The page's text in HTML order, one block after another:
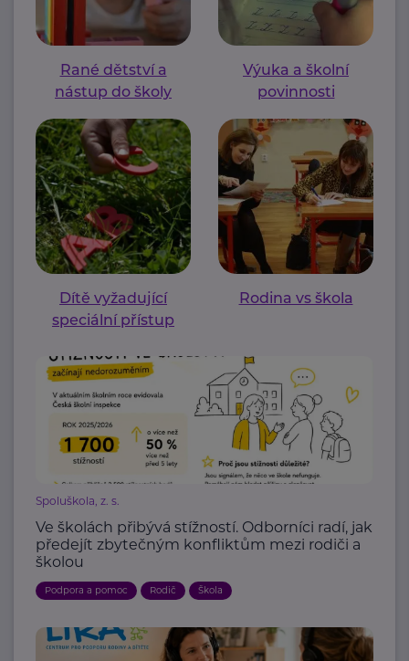
Rané dětství a
nástup do školy
Výuka a školní
povinnosti
Dítě vyžadující
speciální přístup
Rodina vs škola
Spoluškola, z. s.
Ve školách přibývá stížností. Odborníci radí, jak
předejít zbytečným konfliktům mezi rodiči a
školou
Podpora a pomoc Rodič Škola